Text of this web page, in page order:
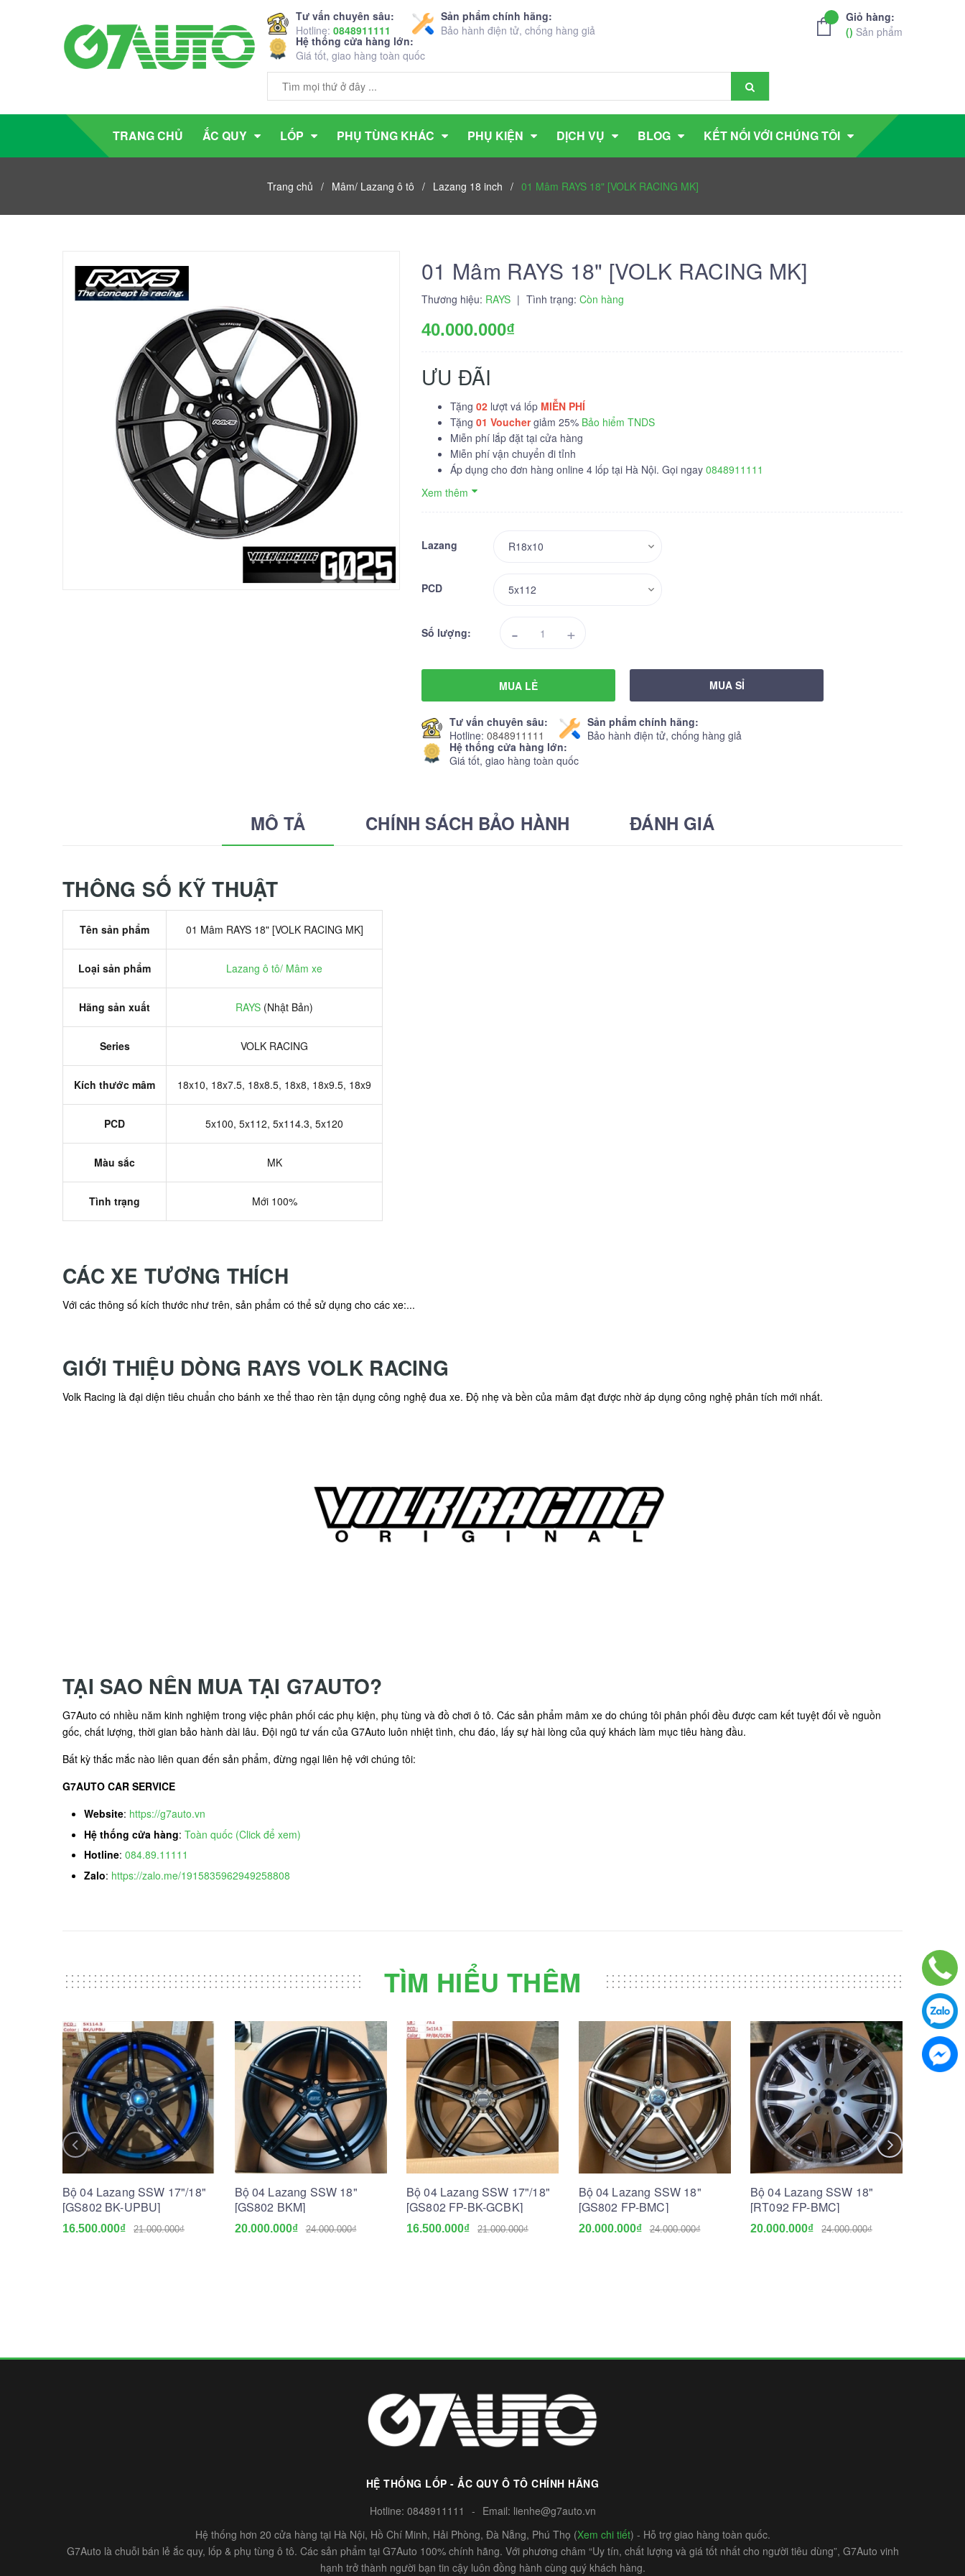
Tư vấn chuyên sâu:
Hotline: 0848911111
Sản phẩm chính hãng:
Bảo hành điện tử, chống hàng giả
Hệ thống cửa hàng lớn:
Giá tốt, giao hàng toàn quốc
Giỏ hàng:
() Sản phẩm
TRANG CHỦ ẮC QUY LỐP PHỤ TÙNG KHÁC PHỤ KIỆN DỊCH VỤ BLOG KẾT NỐI VỚI CHÚNG TÔI
Trang chủ / Mâm/ Lazang ô tô / Lazang 18 inch / 01 Mâm RAYS 18" [VOLK RACING MK]
01 Mâm RAYS 18" [VOLK RACING MK]
Thương hiệu: RAYS | Tình trạng: Còn hàng
40.000.000₫
ƯU ĐÃI
Tặng 02 lượt vá lốp MIỄN PHÍ
Tặng 01 Vouchergiảm 25% Bảo hiểm TNDS
Miễn phí lắp đặt tại cửa hàng
Miễn phí vận chuyển đi tỉnh
Áp dụng cho đơn hàng online 4 lốp tại Hà Nội. Gọi ngay 0848911111
Xem thêm
Lazang
PCD
Số lượng: - +
MUA LẺ MUA SỈ
Tư vấn chuyên sâu:
Hotline: 0848911111
Sản phẩm chính hãng:
Bảo hành điện tử, chống hàng giả
Hệ thống cửa hàng lớn:
Giá tốt, giao hàng toàn quốc
MÔ TẢ CHÍNH SÁCH BẢO HÀNH ĐÁNH GIÁ
THÔNG SỐ KỸ THUẬT
Tên sản phẩm 01 Mâm RAYS 18" [VOLK RACING MK]
Loại sản phẩm Lazang ô tô/ Mâm xe
Hãng sản xuất RAYS (Nhật Bản)
Series VOLK RACING
Kích thước mâm 18x10, 18x7.5, 18x8.5, 18x8, 18x9.5, 18x9
PCD 5x100, 5x112, 5x114.3, 5x120
Màu sắc MK
Tình trạng Mới 100%
CÁC XE TƯƠNG THÍCH
Với các thông số kích thước như trên, sản phẩm có thể sử dụng cho các xe:...
GIỚI THIỆU DÒNG RAYS VOLK RACING
Volk Racing là đại diện tiêu chuẩn cho bánh xe thể thao rèn tận dụng công nghệ đua xe. Độ nhẹ và bền của mâm đạt được nhờ áp dụng công nghệ phân tích mới nhất.
TẠI SAO NÊN MUA TẠI G7AUTO?
G7Auto có nhiều năm kinh nghiệm trong việc phân phối các phụ kiện, phụ tùng và đồ chơi ô tô. Các sản phẩm mâm xe do chúng tôi phân phối đều được cam kết tuyệt đối về nguồn
gốc, chất lượng, thời gian bảo hành dài lâu. Đội ngũ tư vấn của G7Auto luôn nhiệt tình, chu đáo, lấy sự hài lòng của quý khách làm mục tiêu hàng đầu.
Bất kỳ thắc mắc nào liên quan đến sản phẩm, đừng ngại liên hệ với chúng tôi:
G7AUTO CAR SERVICE
Website: https://g7auto.vn
Hệ thống cửa hàng: Toàn quốc (Click để xem)
Hotline: 084.89.11111
Zalo: https://zalo.me/1915835962949258808
TÌM HIỂU THÊM
Bộ 04 Lazang SSW 17"/18"
[GS802 BK-UPBU]
16.500.000₫ 21.000.000₫
Bộ 04 Lazang SSW 18"
[GS802 BKM]
20.000.000₫ 24.000.000₫
Bộ 04 Lazang SSW 17"/18"
[GS802 FP-BK-GCBK]
16.500.000₫ 21.000.000₫
Bộ 04 Lazang SSW 18"
[GS802 FP-BMC]
20.000.000₫ 24.000.000₫
Bộ 04 Lazang SSW 18"
[RT092 FP-BMC]
20.000.000₫ 24.000.000₫
HỆ THỐNG LỐP - ẮC QUY Ô TÔ CHÍNH HÃNG
Hotline: 0848911111 - Email: lienhe@g7auto.vn
Hệ thống hơn 20 cửa hàng tại Hà Nội, Hồ Chí Minh, Hải Phòng, Đà Nẵng, Phú Thọ (Xem chi tiết) - Hỗ trợ giao hàng toàn quốc.
G7Auto là chuỗi bán lẻ ắc quy, lốp & phụ tùng ô tô. Các sản phẩm tại G7Auto 100% chính hãng. Với phương châm “Uy tín, chất lượng và giá tốt nhất cho người tiêu dùng”, G7Auto vinh
hạnh trở thành người bạn tin cậy luôn đồng hành cùng quý khách hàng.